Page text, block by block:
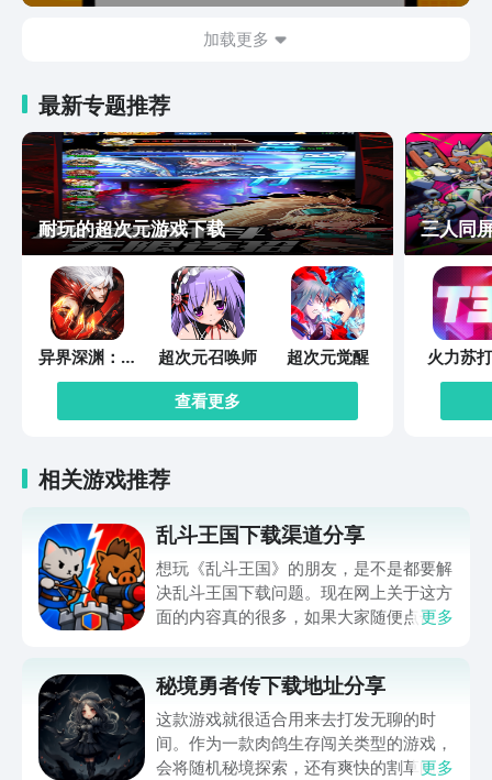
加载更多
最新专题推荐
耐玩的超次元游戏下载
异界深渊：觉
醒
超次元召唤师
超次元觉醒
查看更多
三人同
火力苏
相关游戏推荐
乱斗王国下载渠道分享
想玩《乱斗王国》的朋友，是不是都要解
决乱斗王国下载问题。现在网上关于这方
面的内容真的很多，如果大家随便点击陌
app进行下载会更加方便，九游是手游福
利最多的游戏平台，在这里不仅能够看到
游戏资源，还能及时查看后续的消息、活
动内容等相关信息。
更多
秘境勇者传下载地址分享
这款游戏就很适合用来去打发无聊的时
间。作为一款肉鸽生存闯关类型的游戏，
会将随机秘境探索，还有爽快的割草闯关
更多